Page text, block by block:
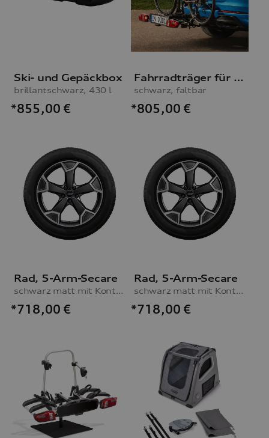
Ski- und Gepäckbox
brillantschwarz, 430 l
*855,00 €
Fahrradträger für die Anhängevorrichtung
schwarz, faltbar
*805,00 €
Rad, 5-Arm-Secare
schwarz matt mit Kontrastfarbe Quarzgrau, 7,0Jx19, Winterreifen 235/50 R19 99V, rechts
*718,00 €
Rad, 5-Arm-Secare
schwarz matt mit Kontrastfarbe Quarzgrau, 7,0Jx19, Winterreifen 235/50 R19 99V, links
*718,00 €